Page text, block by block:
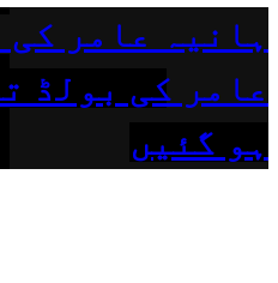
ہانیہ عامر کی
عامر کی بولڈ
ہو گئیں